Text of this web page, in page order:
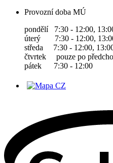
Provozní doba MÚ
pondělí 7:30 - 12:00,
úterý 7:30 - 12:00,
středa 7:30 - 12:00,
čtvrtek pouze po
pátek 7:30 - 12:00